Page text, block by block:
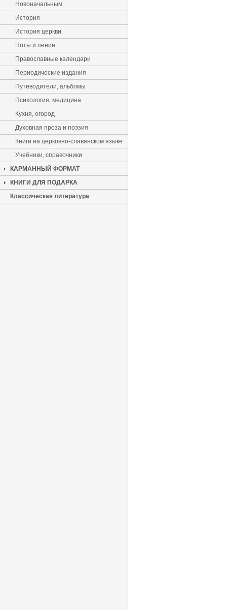
Новоначальным
История
История церкви
Ноты и пение
Православные календари
Периодические издания
Путеводители, альбомы
Психология, медицина
Кухня, огород
Духовная проза и поэзия
Книги на церковно-славянском языке
Учебники, справочники
КАРМАННЫЙ ФОРМАТ
КНИГИ ДЛЯ ПОДАРКА
Классическая литература